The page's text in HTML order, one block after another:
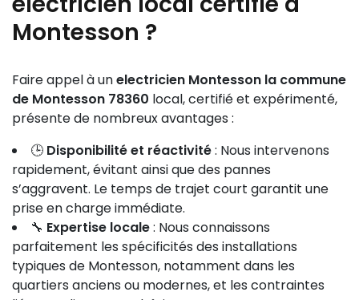
Montesson ?
Faire appel à unelectricien Montesson la commune
de Montesson 78360 local, certifié et expérimenté,
présente de nombreux avantages :
🕒 Disponibilité et réactivité: Nous intervenons
rapidement, évitant ainsi que des pannes
s’aggravent. Le temps de trajet court garantit une
prise en charge immédiate.
🔧 Expertise locale: Nous connaissons
parfaitement les spécificités des installations
typiques de Montesson, notamment dans les
quartiers anciens ou modernes, et les contraintes